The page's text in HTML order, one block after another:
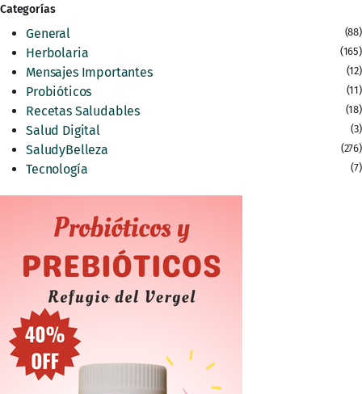
Categorías
General (88)
Herbolaria (165)
Mensajes Importantes (12)
Probióticos (11)
Recetas Saludables (18)
Salud Digital (3)
SaludyBelleza (276)
Tecnología (7)